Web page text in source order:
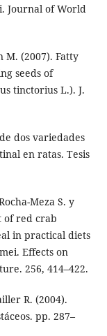
Journal of World
M. (2007). Fatty
seeds of
tinctorius L.). J.
dos variedades
en ratas. Tesis
Meza S. y
of red crab
in practical diets
Effects on
256, 414–422.
R. (2004).
pp. 287–